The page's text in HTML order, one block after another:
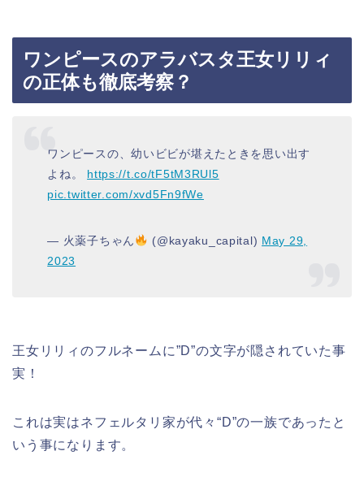
ワンピースのアラバスタ王女リリィ
の正体も徹底考察？
ワンピースの、幼いビビが堪えたときを思い出す
よね。 https://t.co/tF5tM3RUl5
pic.twitter.com/xvd5Fn9fWe
— 火薬子ちゃん (@kayaku_capital) May 29,
2023
王女リリィのフルネームに”D”の文字が隠されていた事
実！
これは実はネフェルタリ家が代々 “D”の一族であったと
いう事になります。